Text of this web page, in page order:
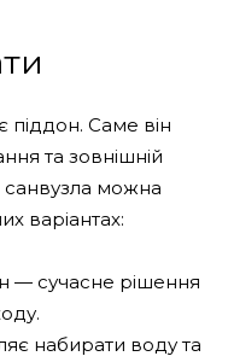
піддон. Саме він
та зовнішній
санвузла можна
варіантах:
— сучасне рішення
набирати воду та